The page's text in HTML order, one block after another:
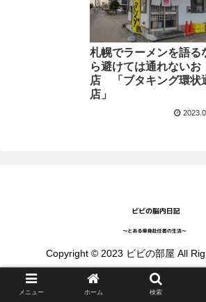
札幌でラーメンを語る
ら避けては通れないお
店 「ブタキング環状
店」
Copyright © 2023 ビビの部屋 All
メニュー ホーム 検索